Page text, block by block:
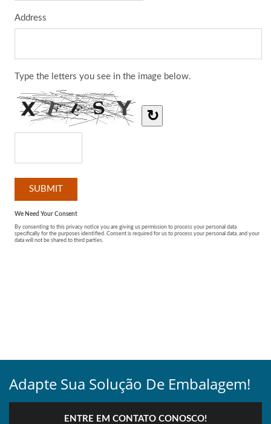
Adapte Sua Solução De Embalagem!
ENTRE EM CONTATO CONOSCO!